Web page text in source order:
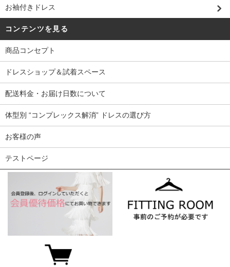
お袖付きドレス
コンテンツを見る
商品コンセプト
ドレスショップ＆試着スペース
配送料金・お届け日数について
体型別 “コンプレックス解消” ドレスの選び方
お客様の声
テストページ